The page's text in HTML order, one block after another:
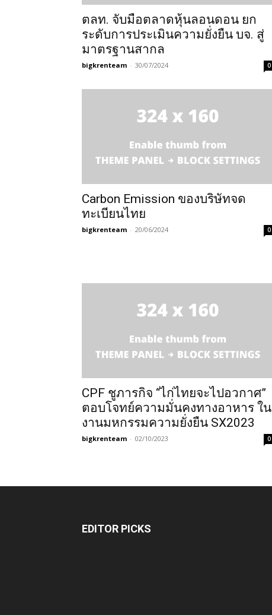
ตลท. จับมือตลาดหุ้นลอนดอน ยก
ระดับการประเมินความยั่งยืน บจ. สู่
มาตรฐานสากล
bigkrenteam - 30/07/2024 0
Carbon Emission ของบริษัทจด
ทะเบียนไทย
bigkrenteam - 20/06/2024 0
CPF ชูภารกิจ “ไก่ไทยจะไปอวกาศ”
ตอบโจทย์ความมั่นคงทางอาหาร ใน
งานมหกรรมความยั่งยืน SX2023
bigkrenteam - 02/10/2023 0
EDITOR PICKS